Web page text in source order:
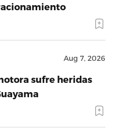
Aug 7, 2026
sufre heridas